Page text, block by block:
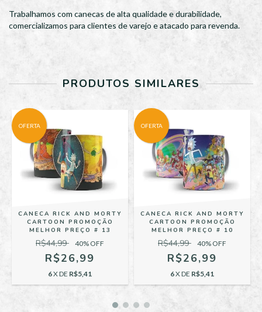
Trabalhamos com canecas de alta qualidade e durabilidade,
comercializamos para clientes de varejo e atacado para revenda.
PRODUTOS SIMILARES
OFERTA
CANECA RICK AND MORTY
CARTOON PROMOÇÃO
MELHOR PREÇO # 13
R$44,99 40% OFF
R$26,99
6X DE R$5,41
OFERTA
CANECA RICK AND MORTY
CARTOON PROMOÇÃO
MELHOR PREÇO # 10
R$44,99 40% OFF
R$26,99
6X DE R$5,41